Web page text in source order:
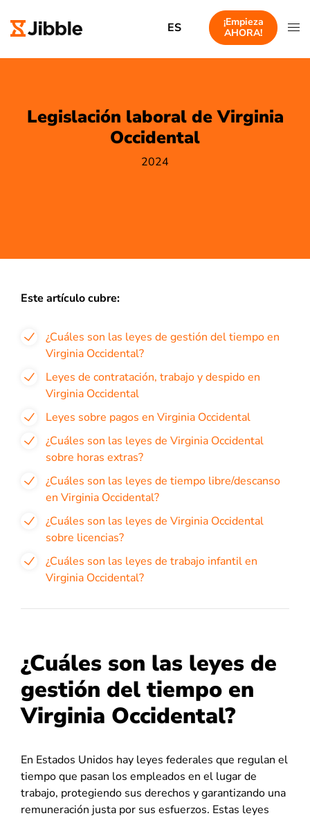
ES
¡Empieza
AHORA!
Legislación laboral de Virginia
Occidental
2024
Este artículo cubre:
¿Cuáles son las leyes de gestión del tiempo en
Virginia Occidental?
Leyes de contratación, trabajo y despido en
Virginia Occidental
Leyes sobre pagos en Virginia Occidental
¿Cuáles son las leyes de Virginia Occidental
sobre horas extras?
¿Cuáles son las leyes de tiempo libre/descanso
en Virginia Occidental?
¿Cuáles son las leyes de Virginia Occidental
sobre licencias?
¿Cuáles son las leyes de trabajo infantil en
Virginia Occidental?
¿Cuáles son las leyes de
gestión del tiempo en
Virginia Occidental?
En Estados Unidos hay leyes federales que regulan el
tiempo que pasan los empleados en el lugar de
trabajo, protegiendo sus derechos y garantizando una
remuneración justa por sus esfuerzos. Estas leyes